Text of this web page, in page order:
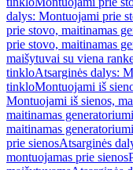
dalys: Montuojami prie
prie stovo, maitinamas
prie stovo, maitinamas
maišytuvai su viena
tinkloAtsarginės dalys:
tinkloMontuojami iš
Montuojami iš sienos,
maitinamas generatoriumi
maitinamas generatoriumi
prie sienosAtsarginės
montuojamas prie sienos